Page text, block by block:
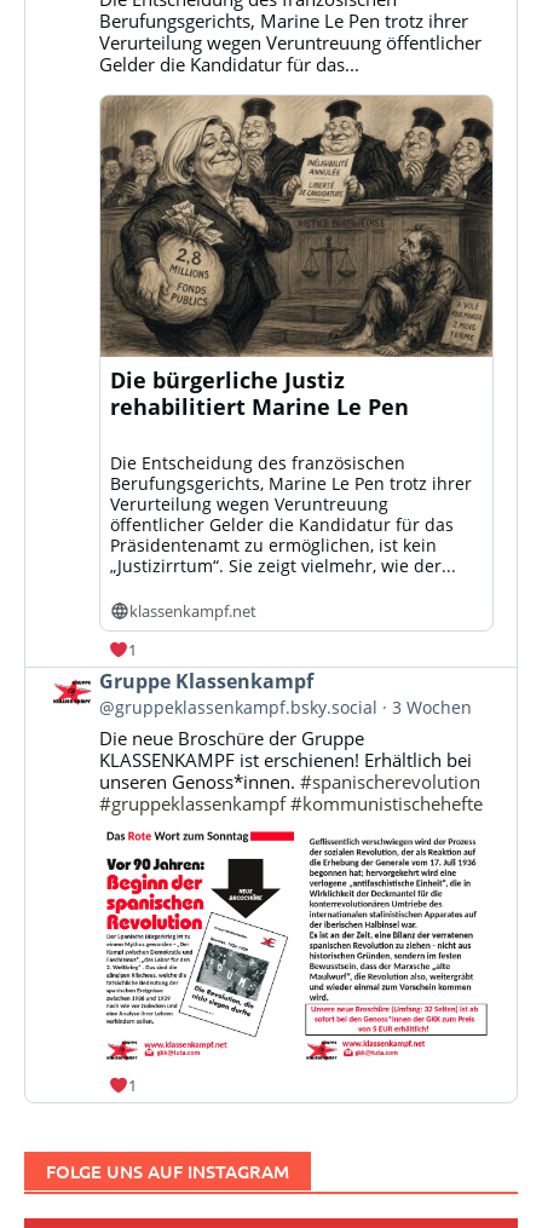
ansehenBerufungsgerichts, Marine Le Pen trotz ihrer
Verurteilung wegen Veruntreuung öffentlicher
Gelder die Kandidatur für das...
Die bürgerliche Justiz
rehabilitiert Marine Le Pen
Die Entscheidung des französischen
Berufungsgerichts, Marine Le Pen trotz ihrer
Verurteilung wegen Veruntreuung
öffentlicher Gelder die Kandidatur für das
Präsidentenamt zu ermöglichen, ist kein
„Justizirrtum“. Sie zeigt vielmehr, wie der...
klassenkampf.net
1
Beitrag
von
Gruppe
Klassenkampf
Bluesky
ansehen
Gruppe Klassenkampf
@gruppeklassenkampf.bsky.social 3 Wochen
Die neue Broschüre der Gruppe
KLASSENKAMPF ist erschienen! Erhältlich bei
unseren Genoss*innen.#spanischerevolution
#gruppeklassenkampf #kommunistischehefte
1
FOLGE UNS AUF INSTAGRAM